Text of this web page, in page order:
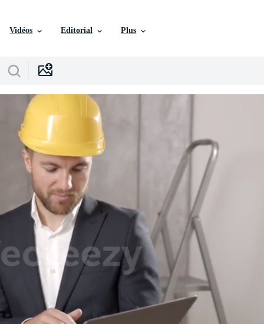
Vidéos Editorial Plus